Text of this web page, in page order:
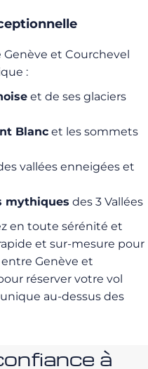
et Courchevel
:
et de ses glaciers
Blanc et les sommets
vallées enneigées et
mythiques des 3 Vallées
en toute sérénité et
et sur-mesure pour
Genève et
réserver votre vol
au-dessus des
à